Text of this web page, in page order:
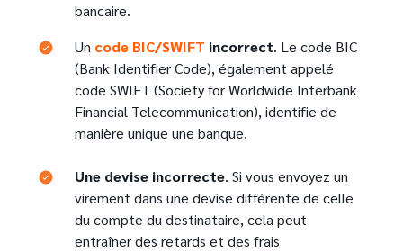
bancaire.
Text
Un code BIC/SWIFT incorrect. Le code BIC
(Bank Identifier Code), également appelé
code SWIFT (Society for Worldwide Interbank
Financial Telecommunication), identifie de
manière unique une banque.
Text Une devise incorrecte. Si vous envoyez un
virement dans une devise différente de celle
du compte du destinataire, cela peut
entraîner des retards et des frais